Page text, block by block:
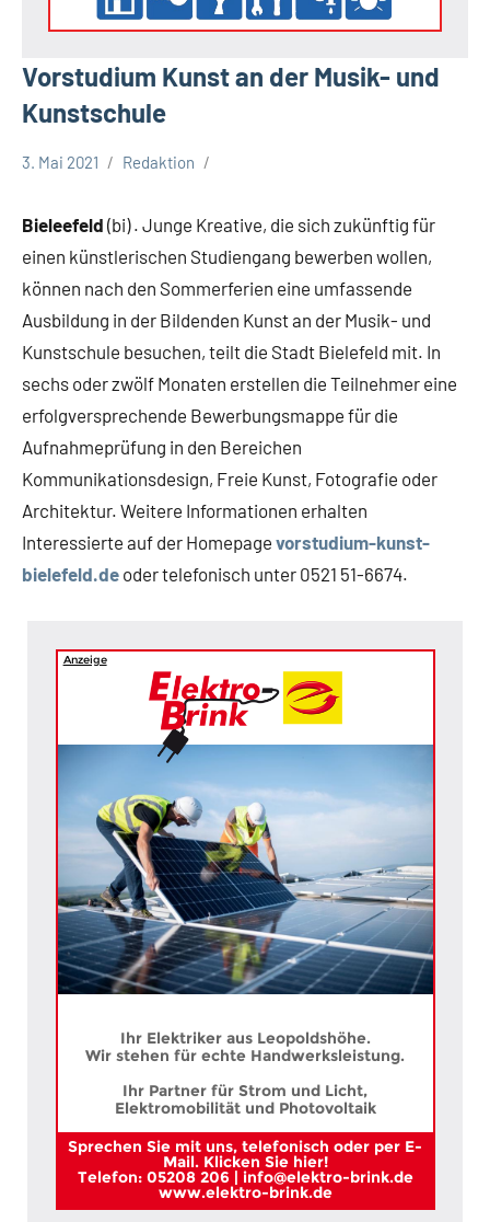
Vorstudium Kunst an der Musik- und
Kunstschule
3. Mai 2021 Redaktion
Bieleefeld (bi) . Junge Kreative, die sich zukünftig für
einen künstlerischen Studiengang bewerben wollen,
können nach den Sommerferien eine umfassende
Ausbildung in der Bildenden Kunst an der Musik- und
Kunstschule besuchen, teilt die Stadt Bielefeld mit. In
sechs oder zwölf Monaten erstellen die Teilnehmer eine
erfolgversprechende Bewerbungsmappe für die
Aufnahmeprüfung in den Bereichen
Kommunikationsdesign, Freie Kunst, Fotografie oder
Architektur. Weitere Informationen erhalten
Interessierte auf der Homepage vorstudium-kunst-
bielefeld.de oder telefonisch unter 0521 51-6674.
Anzeige
Ihr Elektriker aus Leopoldshöhe.
Wir stehen für echte Handwerksleistung.
Ihr Partner für Strom und Licht,
Elektromobilität und Photovoltaik
Sprechen Sie mit uns, telefonisch oder per E-
Mail. Klicken Sie hier!
Telefon: 05208 206 | info@elektro-brink.de
www.elektro-brink.de